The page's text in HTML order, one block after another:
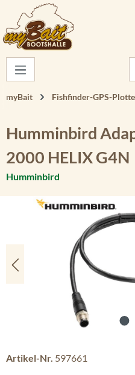
Zum Hauptinhalt springen
myBait Fishfinder-GPS-
Humminbird
2000 HELIX G4N
Humminbird
Bildergalerie überspringen
Artikel-Nr. 597661